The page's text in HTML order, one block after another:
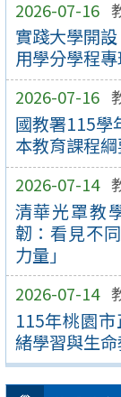
2026-07-16
實踐大學開
用學分學程專
2026-07-16
國教署115學
本教育課程
2026-07-14
清華光罩教
韌：看見不
力量」
2026-07-14
115年桃園
緒學習與生命